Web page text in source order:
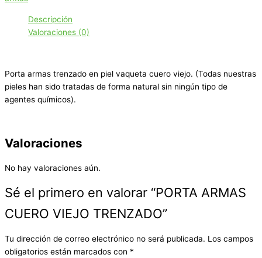
cantidad
Descripción
Valoraciones (0)
Porta armas trenzado en piel vaqueta cuero viejo. (Todas nuestras
pieles han sido tratadas de forma natural sin ningún tipo de
agentes químicos).
Valoraciones
No hay valoraciones aún.
Sé el primero en valorar “PORTA ARMAS
CUERO VIEJO TRENZADO”
Tu dirección de correo electrónico no será publicada. Los campos
obligatorios están marcados con *